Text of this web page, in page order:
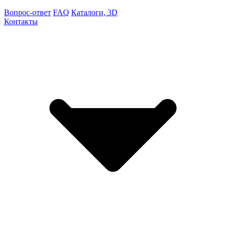
Вопрос-ответ FAQ Каталоги, 3D
Контакты